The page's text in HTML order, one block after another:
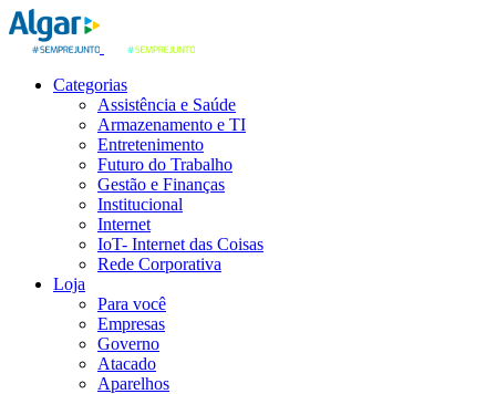
Categorias
Assistência e Saúde
Armazenamento e TI
Entretenimento
Futuro do Trabalho
Gestão e Finanças
Institucional
Internet
IoT- Internet das Coisas
Rede Corporativa
Loja
Para você
Empresas
Governo
Atacado
Aparelhos